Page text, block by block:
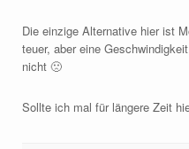
Die einzige Alternative hier ist
teuer, aber eine
nicht 🙁
Sollte ich mal für längere Zeit